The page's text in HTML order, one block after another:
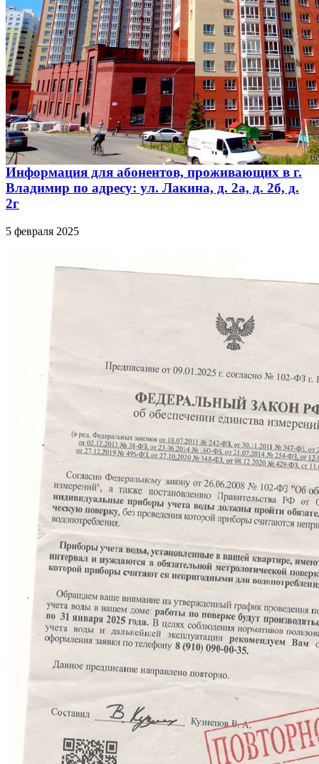
Информация для абонентов, проживающих в г.
Владимир по адресу: ул. Лакина, д. 2а, д. 2б, д.
2г
5 февраля 2025